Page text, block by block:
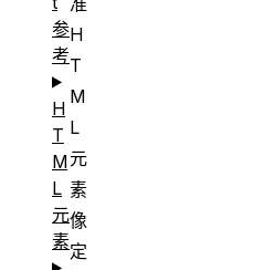
H
T
M
L
元
素
像
定
参
考
H
T
M
L
元
素